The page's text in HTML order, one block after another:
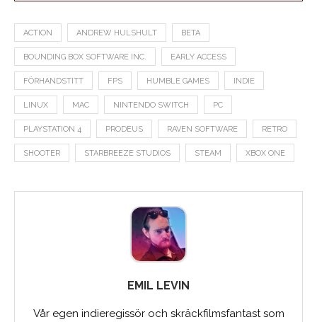
ACTION ANDREW HULSHULT BETA
BOUNDING BOX SOFTWARE INC. EARLY ACCESS
FÖRHANDSTITT FPS HUMBLE GAMES INDIE
LINUX MAC NINTENDO SWITCH PC
PLAYSTATION 4 PRODEUS RAVEN SOFTWARE RETRO
SHOOTER STARBREEZE STUDIOS STEAM XBOX ONE
EMIL LEVIN
Vår egen indieregissör och skräckfilmsfantast som